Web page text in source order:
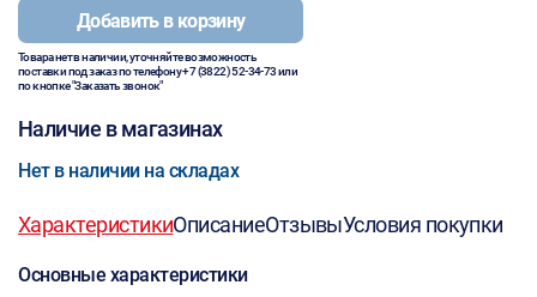
Добавить в корзину
Товара нет в наличии, уточняйте возможность
поставки под заказ по телефону+7 (3822) 52-34-73или
по кнопке "Заказать звонок"
Наличие в магазинах
Нет в наличии на складах
ХарактеристикиОписаниеОтзывыУсловия покупки
Основные характеристики